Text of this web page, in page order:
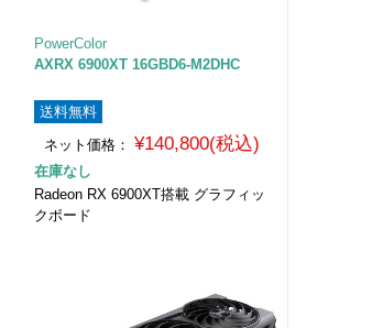
PowerColor
AXRX 6900XT 16GBD6-M2DHC
送料無料
ネット価格：
¥140,800(税込)
在庫なし
Radeon RX 6900XT搭載 グラフィッ
クボード